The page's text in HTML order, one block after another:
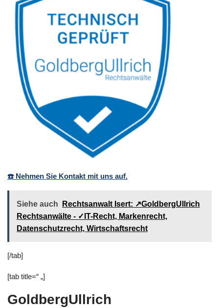
☎️ Nehmen Sie Kontakt mit uns auf.
Siehe auch
Rechtsanwalt Isert: ↗️GoldbergUllrich
Rechtsanwälte - ✓IT-Recht, Markenrecht,
Datenschutzrecht, Wirtschaftsrecht
[/tab]
[tab title=“ „]
GoldbergUllrich